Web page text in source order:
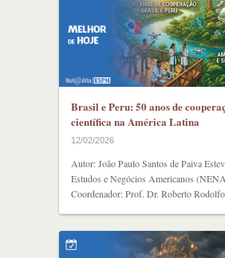
Brasil e Peru: 50 anos de
científica na América Latina
12/02/2026
Autor: João Paulo Santos de Paiva
Estudos e Negócios Americanos
Coordenador: Prof. Dr. Roberto